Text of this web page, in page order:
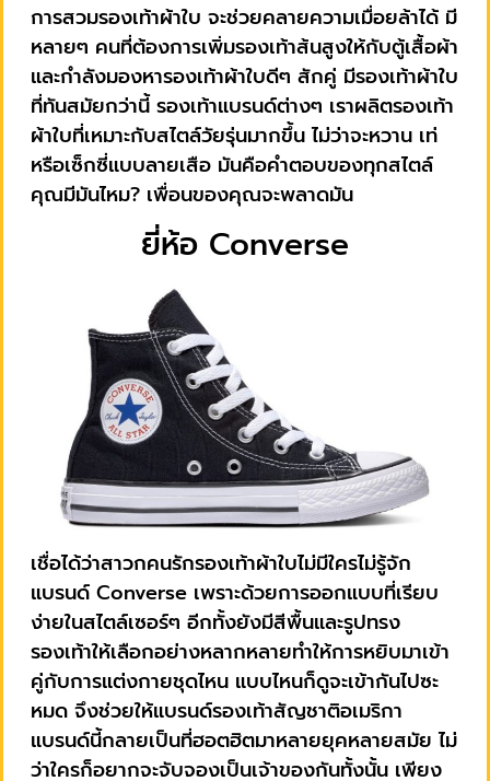
การสวมรองเท้าผ้าใบ จะช่วยคลายความเมื่อยล้าได้ มี
หลายๆ คนที่ต้องการเพิ่มรองเท้าส้นสูงให้กับตู้เสื้อผ้า
และกำลังมองหารองเท้าผ้าใบดีๆ สักคู่ มีรองเท้าผ้าใบ
ที่ทันสมัยกว่านี้ รองเท้าแบรนด์ต่างๆ เราผลิตรองเท้า
ผ้าใบที่เหมาะกับสไตล์วัยรุ่นมากขึ้น ไม่ว่าจะหวาน เท่
หรือเซ็กซี่แบบลายเสือ มันคือคำตอบของทุกสไตล์
คุณมีมันไหม? เพื่อนของคุณจะพลาดมัน
ยี่ห้อ Converse
เชื่อได้ว่าสาวกคนรักรองเท้าผ้าใบไม่มีใครไม่รู้จัก
แบรนด์ Converse เพราะด้วยการออกแบบที่เรียบ
ง่ายในสไตล์เซอร์ๆ อีกทั้งยังมีสีพื้นและรูปทรง
รองเท้าให้เลือกอย่างหลากหลายทำให้การหยิบมาเข้า
คู่กับการแต่งกายชุดไหน แบบไหนก็ดูจะเข้ากันไปซะ
หมด จึงช่วยให้แบรนด์รองเท้าสัญชาติอเมริกา
แบรนด์นี้กลายเป็นที่ฮอตฮิตมาหลายยุคหลายสมัย ไม่
ว่าใครก็อยากจะจับจองเป็นเจ้าของกันทั้งนั้น เพียง